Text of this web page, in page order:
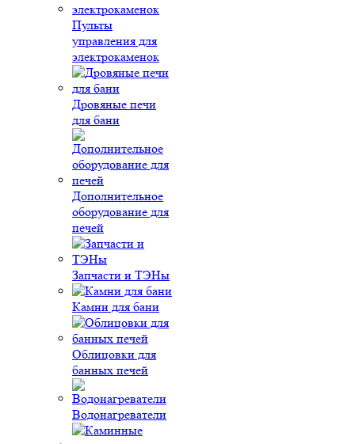
Пульты
управления для
электрокаменок
Дровяные печи
для бани
Дополнительное
оборудование для
печей
Запчасти и ТЭНы
Камни для бани
Облицовки для
банных печей
Водонагреватели